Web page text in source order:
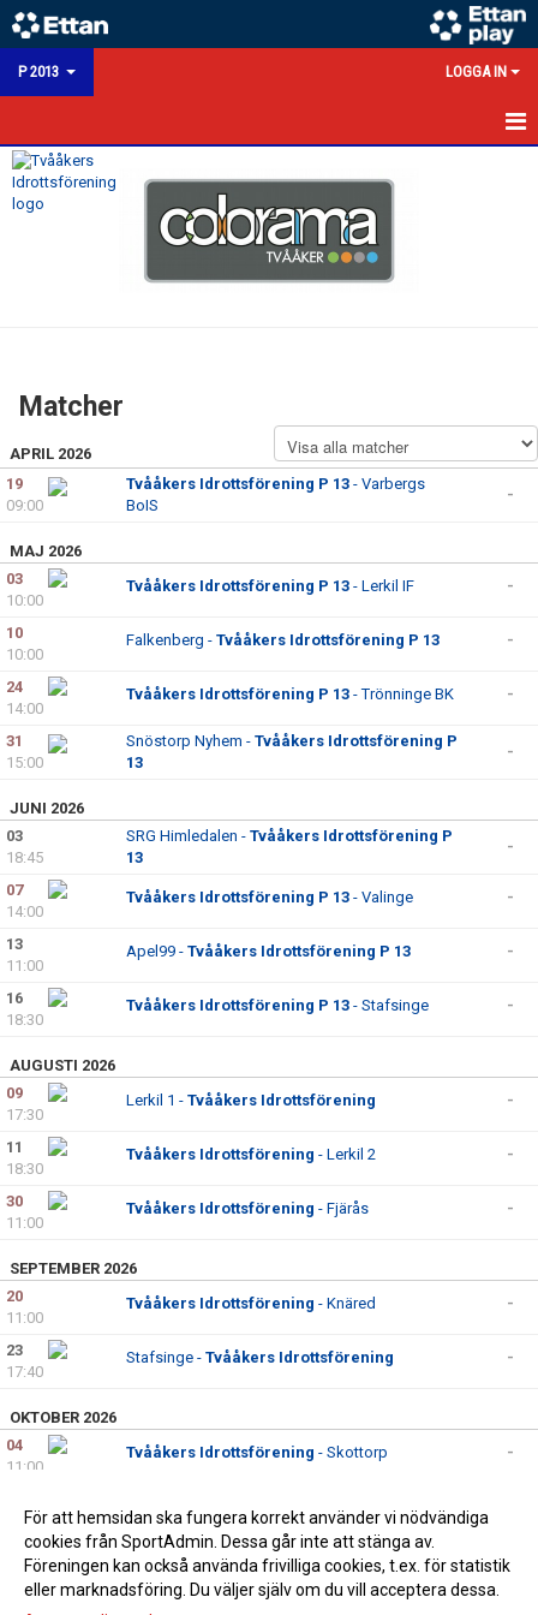
P 2013 LOGGA IN
HEM
KONTAKT
Matcher
APRIL 2026
19
09:00
Tvååkers Idrottsförening P 13 - Varbergs
BoIS
-
MAJ 2026
03
10:00
Tvååkers Idrottsförening P 13 - Lerkil IF -
10
10:00
Falkenberg - Tvååkers Idrottsförening P 13 -
24
14:00
Tvååkers Idrottsförening P 13 - Trönninge BK -
31
15:00
Snöstorp Nyhem - Tvååkers Idrottsförening P
13
-
JUNI 2026
03
18:45
SRG Himledalen - Tvååkers Idrottsförening P
13
-
07
14:00
Tvååkers Idrottsförening P 13 - Valinge -
13
11:00
Apel99 - Tvååkers Idrottsförening P 13 -
16
18:30
Tvååkers Idrottsförening P 13 - Stafsinge -
AUGUSTI 2026
09
17:30
Lerkil 1 - Tvååkers Idrottsförening -
11
18:30
Tvååkers Idrottsförening - Lerkil 2 -
30
11:00
Tvååkers Idrottsförening - Fjärås -
SEPTEMBER 2026
20
11:00
Tvååkers Idrottsförening - Knäred -
23
17:40
Stafsinge - Tvååkers Idrottsförening -
OKTOBER 2026
04
11:00
Tvååkers Idrottsförening - Skottorp -
12:00
HGH FC -Tvååkers Idrottsförening
För att hemsidan ska fungera korrekt använder vi nödvändiga
cookies från SportAdmin. Dessa går inte att stänga av.
Föreningen kan också använda frivilliga cookies, t.ex. för statistik
eller marknadsföring. Du väljer själv om du vill acceptera dessa.